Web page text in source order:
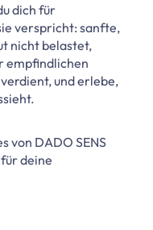
dich für
verspricht: sanfte,
nicht belastet,
empfindlichen
und erlebe,
von DADO SENS
deine